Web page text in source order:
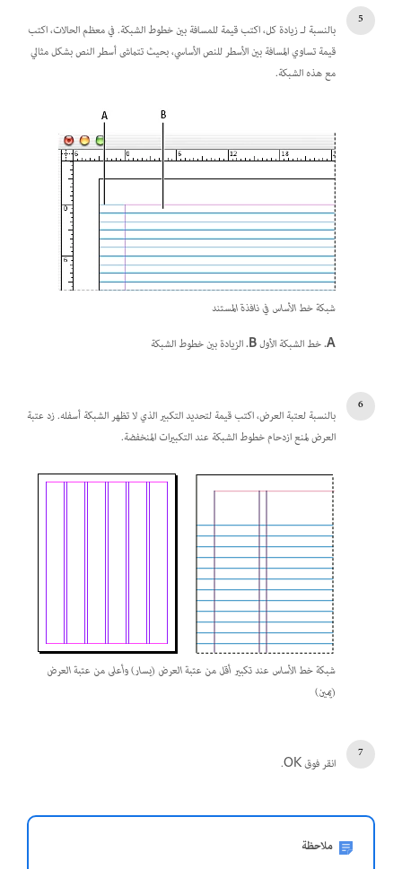
بالنسبة لـ زيادة كل، اكتب قيمة للمسافة بين خطوط الشبكة. في معظم الحالات، اكتب
قيمة تساوي المسافة بين الأسطر للنص الأساسي، بحيث تتماشى أسطر النص بشكل مثالي
مع هذه الشبكة.
شبكة خط الأساس في نافذة المستند
A. خط الشبكة الأولB. الزيادة بين خطوط الشبكة
بالنسبة لعتبة العرض، اكتب قيمة لتحديد التكبير الذي لا تظهر الشبكة أسفله. زد عتبة
العرض لمنع ازدحام خطوط الشبكة عند التكبيرات المنخفضة.
شبكة خط الأساس عند تكبير أقل من عتبة العرض (يسار) وأعلى من عتبة العرض
(يمين)
انقر فوق OK.
ملاحظة